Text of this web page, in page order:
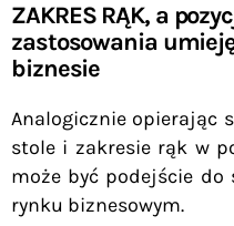
ZAKRES RĄK, a
zastosowania
biznesie
Analogicznie opierając
stole i zakresie rąk w
może być podejście
rynku biznesowym.